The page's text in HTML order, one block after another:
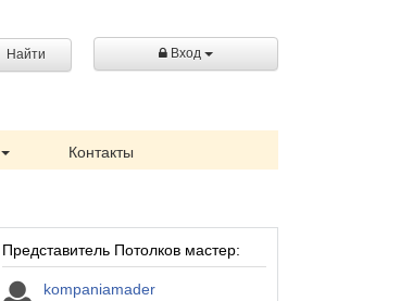
Найти Вход
Контакты
Представитель Потолков мастер:
kompaniamader